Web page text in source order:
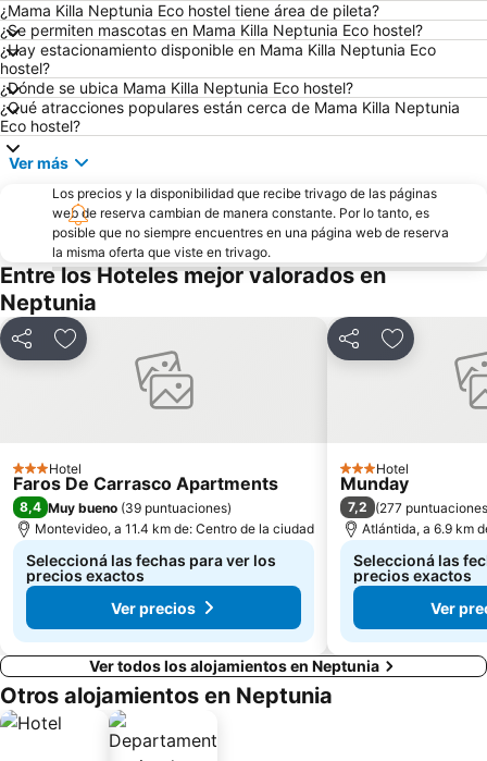
Villa Biarritz
Puerto de Montevideo
Ramírez
Mercado del Puerto
Pajas Blancas
Playa Honda
Centro Cultural Florencio Sánchez
Yacht Club Uruguayo
Museo Egipcio de la Sociedad Uruguaya de Egiptologia
¿Mama Killa Neptunia Eco hostel tiene área de pileta?
¿Se permiten mascotas en Mama Killa Neptunia Eco hostel?
¿Hay estacionamiento disponible en Mama Killa Neptunia Eco
hostel?
¿Dónde se ubica Mama Killa Neptunia Eco hostel?
¿Qué atracciones populares están cerca de Mama Killa Neptunia
Eco hostel?
Ver más
Los precios y la disponibilidad que recibe trivago de las páginas
web de reserva cambian de manera constante. Por lo tanto, es
posible que no siempre encuentres en una página web de reserva
la misma oferta que viste en trivago.
Entre los Hoteles mejor valorados en
Neptunia
CompartirAñadir a favoritos
3 Estrellas
Hotel
Faros De Carrasco Apartments
8,4 Muy bueno (39 puntuaciones)
Montevideo, a 11.4 km de: Centro de la ciudad
Seleccioná las fechas para ver los
precios exactos
Ver precios
CompartirAñadir a
3 Estrellas
Hotel
Munday
7,2 (277 puntuaciones
Atlántida, a 6.9 km
Seleccioná las
precios exactos
Ver
Ver todos los alojamientos en Neptunia
Otros alojamientos en Neptunia